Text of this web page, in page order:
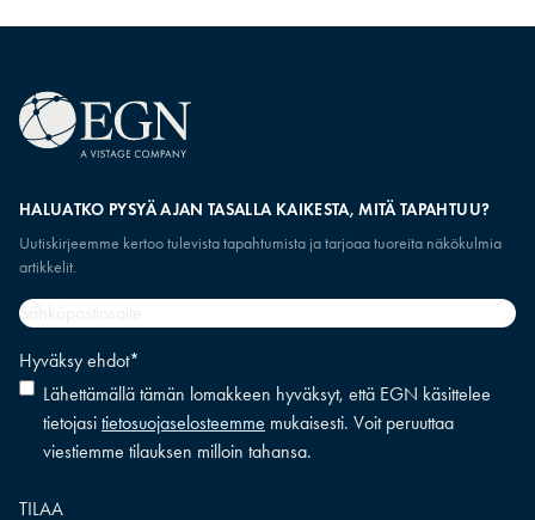
HALUATKO PYSYÄ AJAN TASALLA KAIKESTA, MITÄ TAPAHTUU?
Uutiskirjeemme kertoo tulevista tapahtumista ja tarjoaa tuoreita näkökulmia
artikkelit.
Sähköpostiosoite
Hyväksy ehdot*
Lähettämällä tämän lomakkeen hyväksyt, että EGN käsittelee
tietojasi tietosuojaselosteemme mukaisesti. Voit peruuttaa
viestiemme tilauksen milloin tahansa.